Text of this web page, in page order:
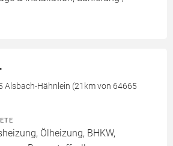
Alsbach-Hähnlein (21km von 64665
Ölheizung, BHKW,